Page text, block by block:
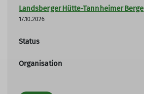
Landsberger Hütte-Tannheimer Berge
17.10.2026
Status
Organisation